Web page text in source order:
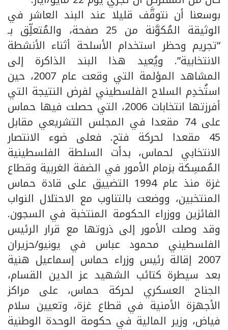
بوسعنا أن نتوقَّف قليلا عند البند العاشر في
الوثيقة المُكوَّنة من 25 صفحة، والمُتعلِّق بـ
“تجريم وحظر استخدام الأسلحة أثناء الأنشطة
الانتخابية”. ويُعيد هذا البند الذاكرة إلى
المشاهد المؤلمة التي وقعت عام 2007، حين
استُخدِم السلاح الفلسطيني لفرض النتيجة التي
أفرزتها انتخابات 2006، التي حصلت فيها حماس
على 74 مقعدا في المجلس التشريعي مقابل
45 مقعدا لحركة فتح. فعلى ضوء الانتصار
الانتخابي لحماس، بدأت السلطة الفلسطينية
المُمسِكة بزمام الأمور في الضفة الغربية وقطاع
غزة منذ عام 1994 التضييق على قادة حماس
المنتخبين، ووضعت بالتناوب مع الاحتلال النواب
الفائزين ووزراء الحكومة المنتخبة في السجون.
وقد وصلت الأمور إلى ذروتها مع قرار الرئيس
الفلسطيني محمود عباس في يونيو/حزيران
2007 إقالة رئيس وزراء حماس إسماعيل هنية
بعد سيطرة كتائب الشهيد عز الدين القسام،
الجناح العسكري لحركة حماس، على مراكز
الأجهزة الأمنية في قطاع غزة، وتعيين سلام
فياض، وزير المالية في حكومة الوحدة الوطنية